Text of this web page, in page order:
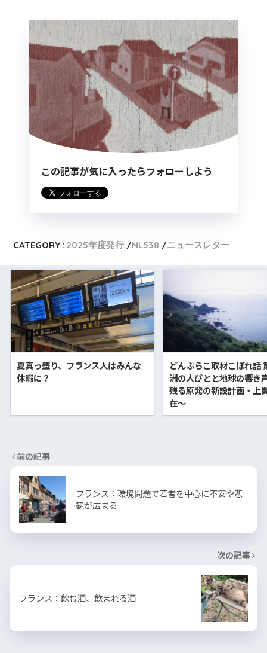
この記事が気に入ったらフォローしよう
CATEGORY : 2025年度発行 NL538 ニュースレター
夏真っ盛り、フランス人はみんな
休暇に？
どんぶらこ取材こぼれ話
洲の人びとと地球の響き
残る原発の新設計画・上
在〜
前の記事
フランス：環境問題で若者を中心に不安や悲
観が広まる
次の記事
フランス：飲む酒、飲まれる酒